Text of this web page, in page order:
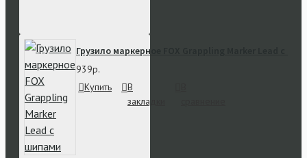
Грузило маркерное FOX Grappling Marker Lead с
939р.
Купить
В
закладки